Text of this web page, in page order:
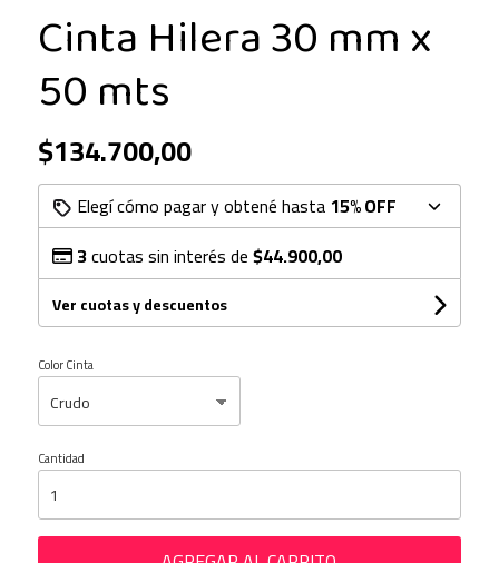
Cinta Hilera 30 mm x
50 mts
$134.700,00
Elegí cómo pagar y obtené hasta 15% OFF
3cuotas sin interés de$44.900,00
Ver cuotas y descuentos
Color Cinta
Cantidad